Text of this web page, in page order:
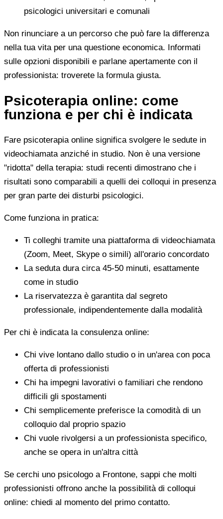
psicologici universitari e comunali
Non rinunciare a un percorso che può fare la differenza
nella tua vita per una questione economica. Informati
sulle opzioni disponibili e parlane apertamente con il
professionista: troverete la formula giusta.
Psicoterapia online: come
funziona e per chi è indicata
Fare psicoterapia online significa svolgere le sedute in
videochiamata anziché in studio. Non è una versione
"ridotta" della terapia: studi recenti dimostrano che i
risultati sono comparabili a quelli dei colloqui in presenza
per gran parte dei disturbi psicologici.
Come funziona in pratica:
Ti colleghi tramite una piattaforma di videochiamata
(Zoom, Meet, Skype o simili) all'orario concordato
La seduta dura circa 45-50 minuti, esattamente
come in studio
La riservatezza è garantita dal segreto
professionale, indipendentemente dalla modalità
Per chi è indicata la consulenza online:
Chi vive lontano dallo studio o in un'area con poca
offerta di professionisti
Chi ha impegni lavorativi o familiari che rendono
difficili gli spostamenti
Chi semplicemente preferisce la comodità di un
colloquio dal proprio spazio
Chi vuole rivolgersi a un professionista specifico,
anche se opera in un'altra città
Se cerchi uno psicologo a Frontone, sappi che molti
professionisti offrono anche la possibilità di colloqui
online: chiedi al momento del primo contatto.